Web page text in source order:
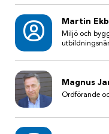
Martin
Miljö och
Magnus
Ordförande